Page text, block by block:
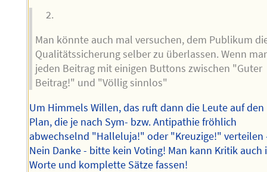
Man könnte auch mal versuchen, dem Publikum
Qualitätssicherung selber zu überlassen. Wenn
jeden Beitrag mit einigen Buttons zwischen "Guter
Beitrag!" und "Völlig sinnlos"
Um Himmels Willen, das ruft dann die Leute auf den
Plan, die je nach Sym- bzw. Antipathie fröhlich
abwechselnd "Halleluja!" oder "Kreuzige!" verteilen
Nein Danke - bitte kein Voting! Man kann Kritik auch
Worte und komplette Sätze fassen!